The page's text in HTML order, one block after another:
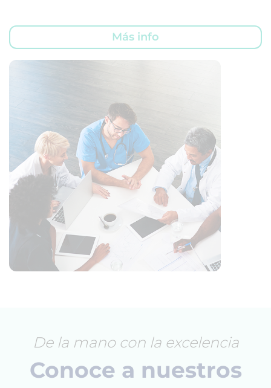
Más info
De la mano con la excelencia
Conoce a nuestros